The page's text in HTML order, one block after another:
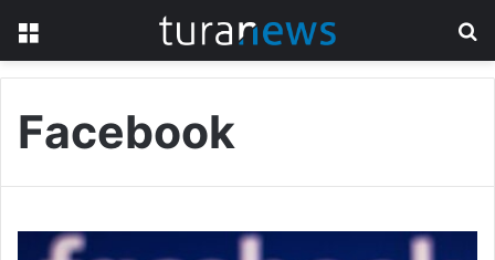
Facebook